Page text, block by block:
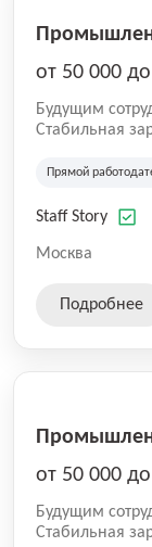
от 50 000
Будущим сотрудникам: Работа в
Стабильная
Возможность
Story удобнее,
Прямой
Staff Story
Москва
Подробнее
от 50 000
Будущим сотрудникам: Работа в
Стабильная